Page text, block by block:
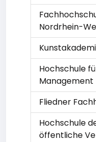
Nordrhein-
Hochschule
Management
Fliedner
Hochschule
öffentliche